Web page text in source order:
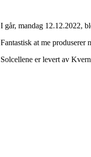
I går, mandag 12.12.2022,
Fantastisk at me produserer
Solcellene er levert av